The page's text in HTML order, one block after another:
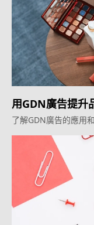
用GDN廣告提升
了解GDN廣告的應用